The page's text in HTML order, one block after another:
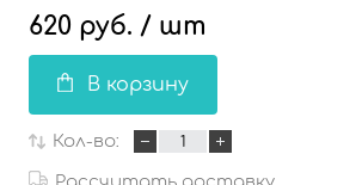
620 руб. / шт
В корзину
Кол-во: